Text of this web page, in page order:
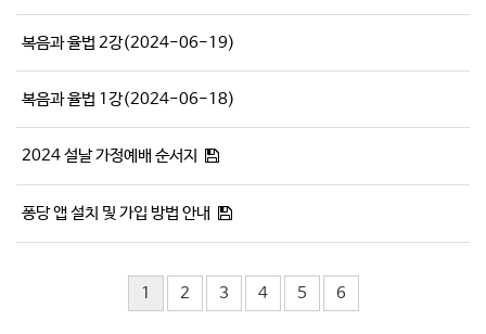
복음과 율법 2강(2024-06-19)
복음과 율법 1강(2024-06-18)
2024 설날 가정예배 순서지
퐁당 앱 설치 및 가입 방법 안내
1 2 3 4 5 6